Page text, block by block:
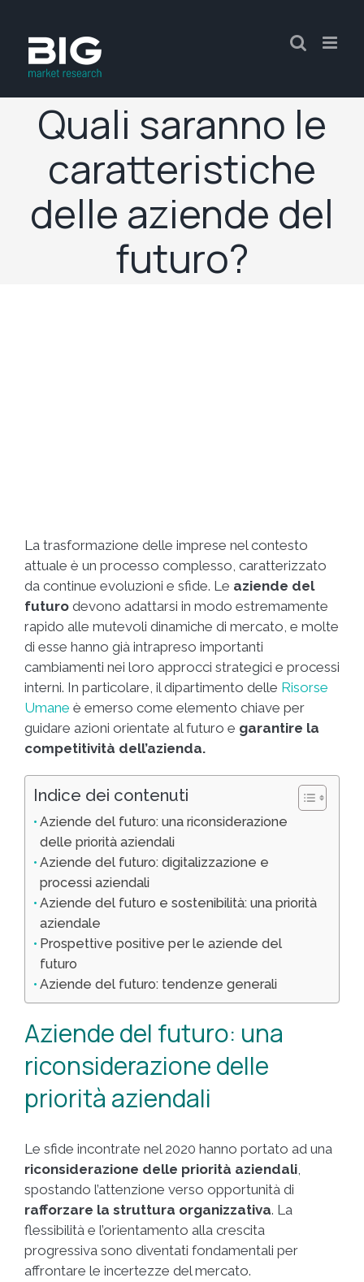
Quali saranno le
caratteristiche
delle aziende del
futuro?
La trasformazione delle imprese nel contesto
attuale è un processo complesso, caratterizzato
da continue evoluzioni e sfide. Le aziende del
futuro devono adattarsi in modo estremamente
rapido alle mutevoli dinamiche di mercato, e molte
di esse hanno già intrapreso importanti
cambiamenti nei loro approcci strategici e processi
interni. In particolare, il dipartimento delle Risorse
Umane è emerso come elemento chiave per
guidare azioni orientate al futuro e garantire la
competitività dell’azienda.
Indice dei contenuti
Aziende del futuro: una riconsiderazione
delle priorità aziendali
Aziende del futuro: digitalizzazione e
processi aziendali
Aziende del futuro e sostenibilità: una priorità
aziendale
Prospettive positive per le aziende del
futuro
Aziende del futuro: tendenze generali
Aziende del futuro: una
riconsiderazione delle
priorità aziendali
Le sfide incontrate nel 2020 hanno portato ad una
riconsiderazione delle priorità aziendali
spostando l’attenzione verso opportunità di
rafforzare la struttura organizzativa. La
flessibilità e l’orientamento alla crescita
progressiva sono diventati fondamentali per
affrontare le incertezze del mercato.